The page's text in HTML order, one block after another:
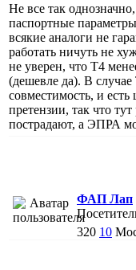
Не все так
паспортные
всякие аналоги не
работать ничуть не
не уверен, что Т4
(дешевле да). В
совместимость, и есть
претензии, так что
пострадают, а ЭПРА
ФАП Лап
320 10